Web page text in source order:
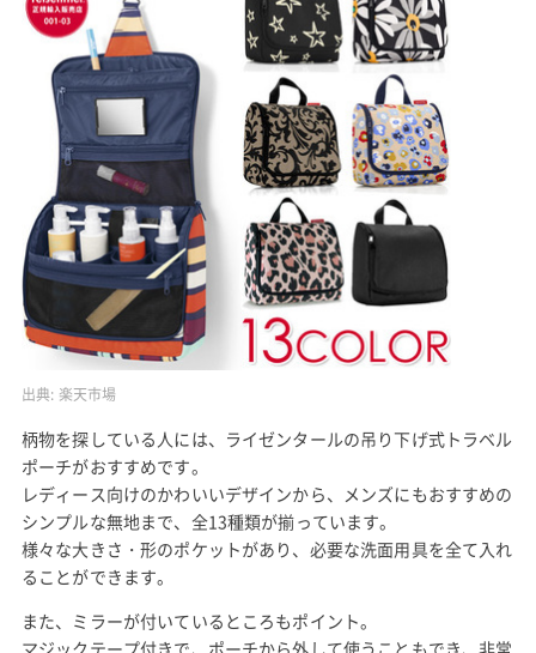
出典: 楽天市場
柄物を探している人には、ライゼンタールの吊り下げ式トラベル
ポーチがおすすめです。
レディース向けのかわいいデザインから、メンズにもおすすめの
シンプルな無地まで、全13種類が揃っています。
様々な大きさ・形のポケットがあり、必要な洗面用具を全て入れ
ることができます。
また、ミラーが付いているところもポイント。